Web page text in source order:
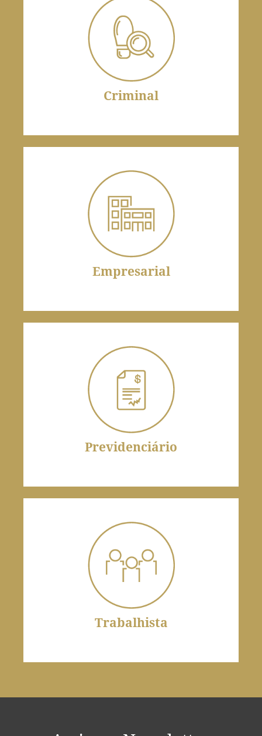
Criminal
Criminal
A presunção de inocência é um princípio crucial
em processos penais.
Empresarial
Empresarial
Contratos claros e práticas éticas são essenciais
para negócios sustentáveis.
Previdenciário
Previdenciário
A aposentadoria é um direito fundamental para a
segurança social.
Trabalhista
Trabalhista
O empregador deve assegurar condições dignas e
seguras aos trabalhadores.